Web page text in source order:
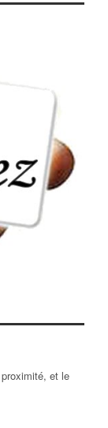
et le